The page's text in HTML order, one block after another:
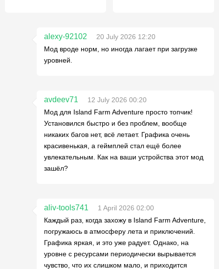
alexy-92102
20 July 2026 12:20
Мод вроде норм, но иногда лагает при загрузке
уровней.
avdeev71
12 July 2026 00:20
Мод для Island Farm Adventure просто топчик!
Установился быстро и без проблем, вообще
никаких багов нет, всё летает. Графика очень
красивенькая, а геймплей стал ещё более
увлекательным. Как на ваши устройства этот мод
зашёл?
aliv-tools741
1 April 2026 02:00
Каждый раз, когда захожу в Island Farm Adventure,
погружаюсь в атмосферу лета и приключений.
Графика яркая, и это уже радует. Однако, на
уровне с ресурсами периодически вырывается
чувство, что их слишком мало, и приходится